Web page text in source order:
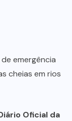
emergência
cheias em rios
Oficial da